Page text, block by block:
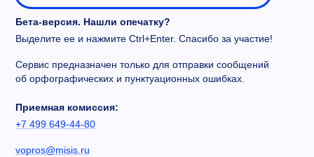
Бета-версия. Нашли опечатку?
Выделите ее и нажмите Ctrl+Enter. Спасибо за участие!
Сервис предназначен только для отправки сообщений
об орфографических и пунктуационных ошибках.
Приемная комиссия:
+7 499 649-44-80
vopros@misis.ru